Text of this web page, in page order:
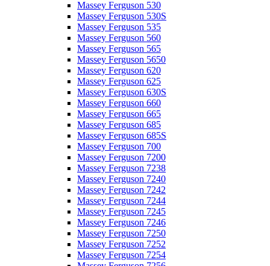
Massey Ferguson 530
Massey Ferguson 530S
Massey Ferguson 535
Massey Ferguson 560
Massey Ferguson 565
Massey Ferguson 5650
Massey Ferguson 620
Massey Ferguson 625
Massey Ferguson 630S
Massey Ferguson 660
Massey Ferguson 665
Massey Ferguson 685
Massey Ferguson 685S
Massey Ferguson 700
Massey Ferguson 7200
Massey Ferguson 7238
Massey Ferguson 7240
Massey Ferguson 7242
Massey Ferguson 7244
Massey Ferguson 7245
Massey Ferguson 7246
Massey Ferguson 7250
Massey Ferguson 7252
Massey Ferguson 7254